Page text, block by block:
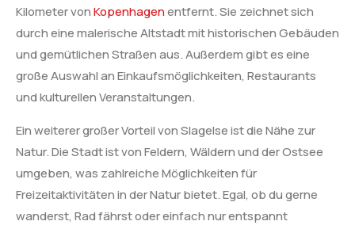
Kilometer vonKopenhagenentfernt. Sie zeichnet sich
durch eine malerische Altstadt mit historischen Gebäuden
und gemütlichen Straßen aus. Außerdem gibt es eine
große Auswahl an Einkaufsmöglichkeiten, Restaurants
und kulturellen Veranstaltungen.
Ein weiterer großer Vorteil von Slagelse ist die Nähe zur
Natur. Die Stadt ist von Feldern, Wäldern und der Ostsee
umgeben, was zahlreiche Möglichkeiten für
Freizeitaktivitäten in der Natur bietet. Egal, ob du gerne
wanderst, Rad fährst oder einfach nur entspannt